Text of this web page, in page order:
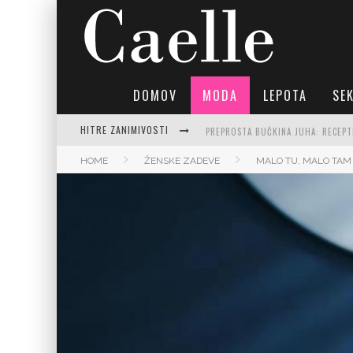
DOMOV MODA LEPOTA
HITRE ZANIMIVOSTI PREPROSTA BUČKINA JUHA:
HOME ŽENSKE ZADEVE MALO TU, MALO TAM